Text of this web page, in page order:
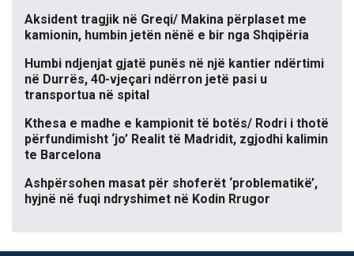
Aksident tragjik në Greqi/ Makina përplaset me
kamionin, humbin jetën nënë e bir nga Shqipëria
Humbi ndjenjat gjatë punës në një kantier ndërtimi
në Durrës, 40-vjeçari ndërron jetë pasi u
transportua në spital
Kthesa e madhe e kampionit të botës/ Rodri i thotë
përfundimisht ‘jo’ Realit të Madridit, zgjodhi kalimin
te Barcelona
Ashpërsohen masat për shoferët ‘problematikë’,
hyjnë në fuqi ndryshimet në Kodin Rrugor